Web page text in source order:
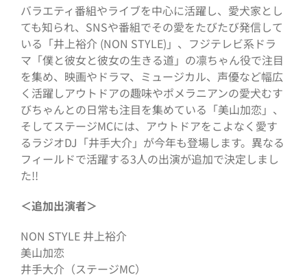
バラエティ番組やライブを中心に活躍し、愛犬家とし
ても知られ、SNSや番組でその愛をたびたび発信して
いる「井上裕介 (NON STYLE)」、フジテレビ系ドラ
マ「僕と彼女と彼女の生きる道」の凛ちゃん役で注目
を集め、映画やドラマ、ミュージカル、声優など幅広
く活躍しアウトドアの趣味やポメラニアンの愛犬むす
びちゃんとの日常も注目を集めている「美山加恋」、
そしてステージMCには、アウトドアをこよなく愛す
るラジオDJ「井手大介」が今年も登場します。異なる
フィールドで活躍する3人の出演が追加で決定しまし
た!!
＜追加出演者＞
NON STYLE 井上裕介
美山加恋
井手大介（ステージMC）